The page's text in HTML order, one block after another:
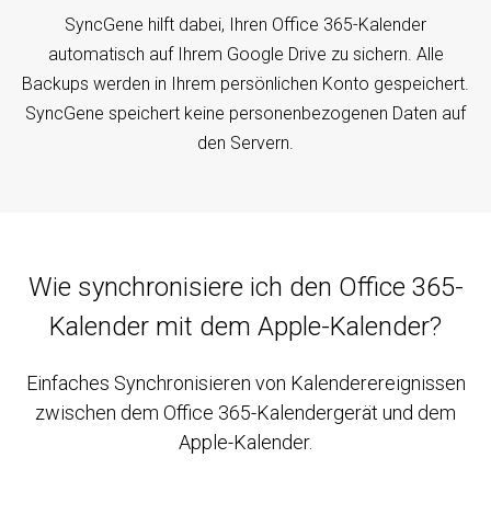
SyncGene hilft dabei, Ihren Office 365-Kalender
automatisch auf Ihrem Google Drive zu sichern. Alle
Backups werden in Ihrem persönlichen Konto gespeichert.
SyncGene speichert keine personenbezogenen Daten auf
den Servern.
Wie synchronisiere ich den Office 365-
Kalender mit dem Apple-Kalender?
Einfaches Synchronisieren von Kalenderereignissen
zwischen dem Office 365-Kalendergerät und dem
Apple-Kalender.